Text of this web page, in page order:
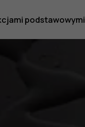
podstawowymi